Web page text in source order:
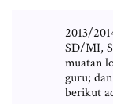
2013/
SD/MI,
muatan
guru;
berikut